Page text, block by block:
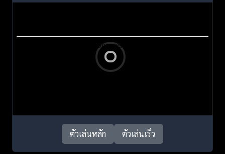
ตัวเล่นหลัก ตัวเล่นเร็ว